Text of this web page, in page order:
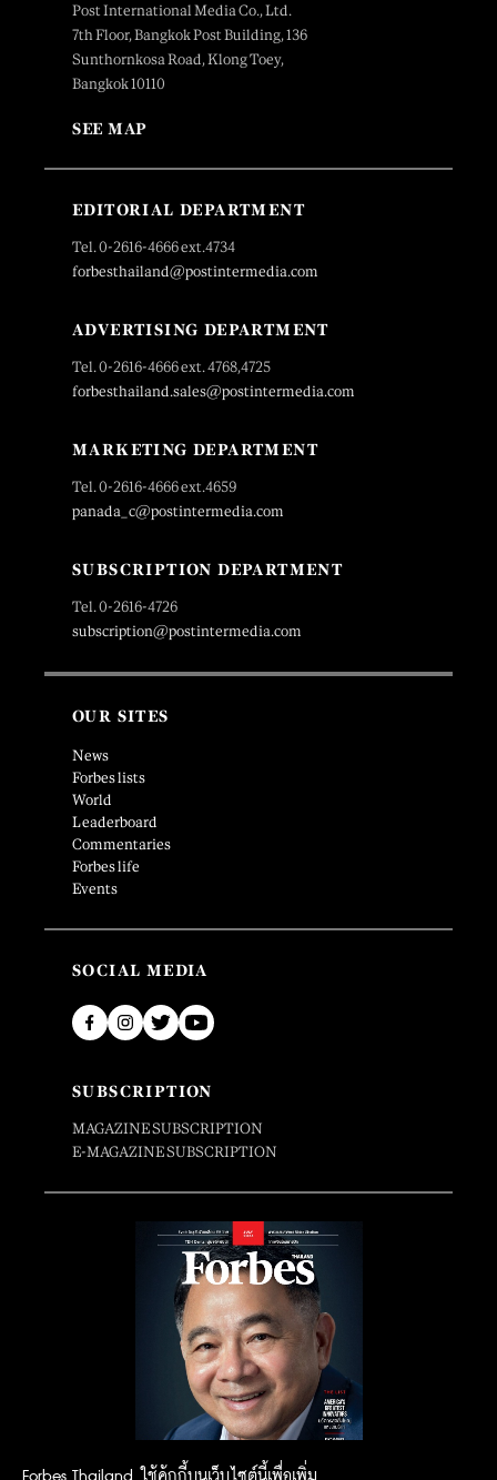
Forbes Thailand ใช้คุ้กกี้บนเว็บไซต์นี้เพื่อเพิ่ม
Post International Media Co., Ltd.
7th Floor, Bangkok Post Building, 136
Sunthornkosa Road, Klong Toey,
Bangkok 10110
SEE MAP
EDITORIAL DEPARTMENT
Tel. 0-2616-4666 ext.4734
forbesthailand@postintermedia.com
ADVERTISING DEPARTMENT
Tel. 0-2616-4666 ext. 4768,4725
forbesthailand.sales@postintermedia.com
MARKETING DEPARTMENT
Tel. 0-2616-4666 ext.4659
panada_c@postintermedia.com
SUBSCRIPTION DEPARTMENT
Tel. 0-2616-4726
subscription@postintermedia.com
OUR SITES
News
Forbes lists
World
Leaderboard
Commentaries
Forbes life
Events
SOCIAL MEDIA
SUBSCRIPTION
MAGAZINE SUBSCRIPTION
E-MAGAZINE SUBSCRIPTION